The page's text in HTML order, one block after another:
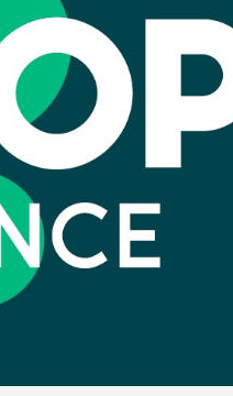
POLITIQUE
Cameroun : Décès à 86 ans de
BAH Oumarou Sanda pilier
du conseil constituti...